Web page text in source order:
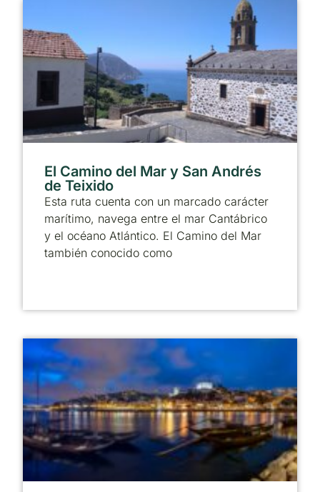
El Camino del Mar y San Andrés
de Teixido
Esta ruta cuenta con un marcado carácter
marítimo, navega entre el mar Cantábrico
y el océano Atlántico. El Camino del Mar
también conocido como